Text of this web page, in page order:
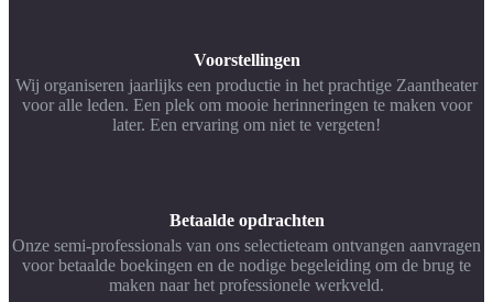
Voorstellingen
Wij organiseren jaarlijks een productie in het prachtige Zaantheater
voor alle leden. Een plek om mooie herinneringen te maken voor
later. Een ervaring om niet te vergeten!
Betaalde opdrachten
Onze semi-professionals van ons selectieteam ontvangen aanvragen
voor betaalde boekingen en de nodige begeleiding om de brug te
maken naar het professionele werkveld.